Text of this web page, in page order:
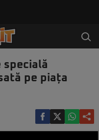
specială
pe piața